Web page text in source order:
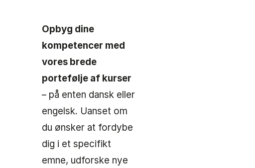
Opbyg dine
kompetencer med
vores brede
portefølje af kurser
– på enten dansk eller
engelsk. Uanset om
du ønsker at fordybe
dig i et specifikt
emne, udforske nye